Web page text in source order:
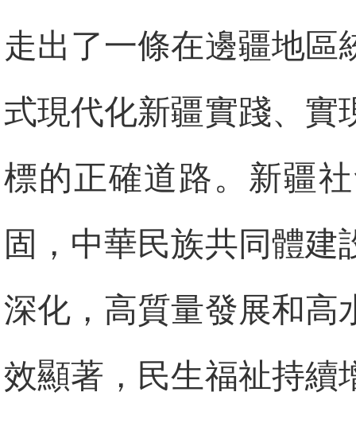
走出了一條在邊疆地區
式現代化新疆實踐、實
標的正確道路。新疆
固，中華民族共同體
深化，高質量發展和高
效顯著，民生福祉持續